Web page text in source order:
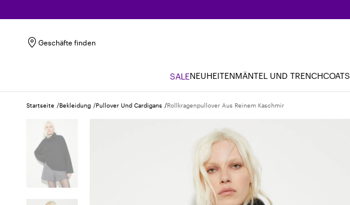
Geschäfte finden
SALENEUHEITENMÄNTEL UND TRENCHCOATS
Startseite Bekleidung Pullover Und Cardigans Rollkragenpullover Aus Reinem Kaschmir